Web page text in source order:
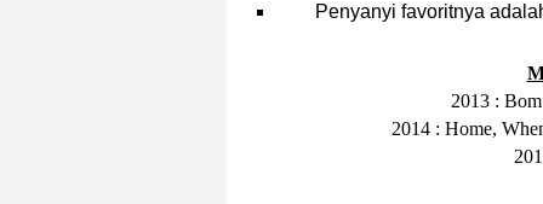
Penyanyi favoritnya
2013 :
2014 : Home,